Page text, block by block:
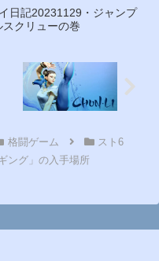
日記20231129・ジャンプ
スクリューの巻
格闘ゲーム
スト6
ング」の入手場所